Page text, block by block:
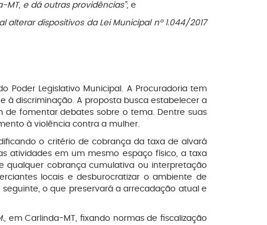
e dá outras providências”; e
alterar dispositivos da Lei Municipal nº 1.044/2017
Poder Legislativo Municipal. A Procuradoria tem
à discriminação. A proposta busca estabelecer a
de fomentar debates sobre o tema. Dentre suas
à violência contra a mulher.
o critério de cobrança da taxa de alvará
atividades em um mesmo espaço físico, a taxa
qualquer cobrança cumulativa ou interpretação
locais e desburocratizar o ambiente de
o que preservará a arrecadação atual e
, em Carlinda-MT, fixando normas de fiscalização